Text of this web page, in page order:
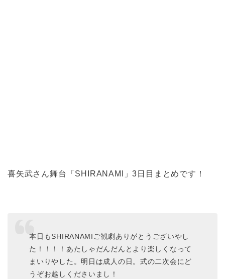
喜矢武さん舞台「SHIRANAMI」3日目まとめです！
本日もSHIRANAMIご観劇ありがとうございやし
た！！！！あたしゃだんだんとより楽しくなって
まいりやした。明日は成人の日。式の二次会にど
うぞお越しくださいまし！